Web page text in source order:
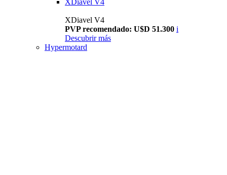
XDiavel V4
PVP recomendado: U$D 51.300 i
Descubrir más
Hypermotard